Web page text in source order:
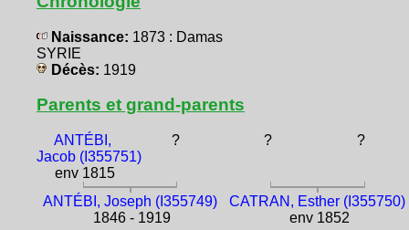
Naissance: 1873 : Damas
SYRIE
Décès: 1919
Parents et grand-parents
ANTÉBI,
Jacob (I355751)
env 1815
? ? ?
ANTÉBI, Joseph (I355749)
1846 - 1919
CATRAN, Esther (I355750)
env 1852